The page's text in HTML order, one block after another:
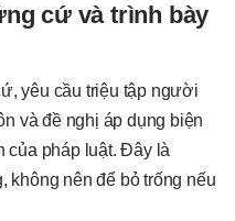
cứ và trình bày
yêu cầu triệu tập người
và đề nghị áp dụng biện
của pháp luật. Đây là
không nên để bỏ trống nếu